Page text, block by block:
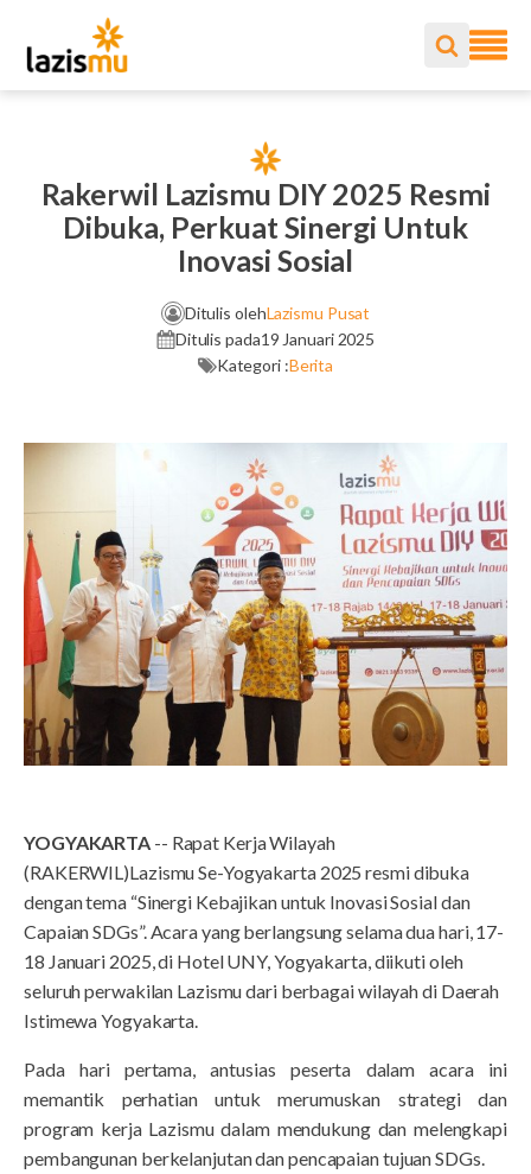
Rakerwil Lazismu DIY 2025 Resmi
Dibuka, Perkuat Sinergi Untuk
Inovasi Sosial
Ditulis olehLazismu Pusat
Ditulis pada19 Januari 2025
Kategori :Berita
YOGYAKARTA -- Rapat Kerja Wilayah
(RAKERWIL)Lazismu Se-Yogyakarta 2025 resmi dibuka
dengan tema “Sinergi Kebajikan untuk Inovasi Sosial dan
Capaian SDGs”. Acara yang berlangsung selama dua hari, 17-
18 Januari 2025, di Hotel UNY, Yogyakarta, diikuti oleh
seluruh perwakilan Lazismu dari berbagai wilayah di Daerah
Istimewa Yogyakarta.
Pada hari pertama, antusias peserta dalam acara ini
memantik perhatian untuk merumuskan strategi dan
program kerja Lazismu dalam mendukung dan melengkapi
pembangunan berkelanjutan dan pencapaian tujuan SDGs.